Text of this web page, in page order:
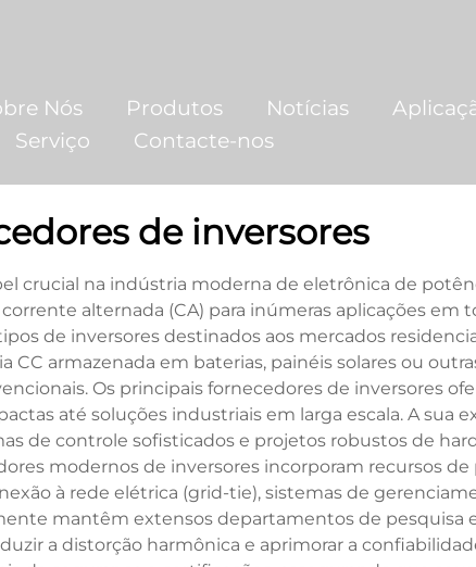
Nós Produtos Notícias
Serviço
Contacte-nos
de inversores
crucial na indústria moderna de eletrônica de
alternada (CA) para inúmeras aplicações em
de inversores destinados aos mercados
armazenada em baterias, painéis solares ou
Os principais fornecedores de inversores
até soluções industriais em larga escala. A sua
de controle sofisticados e projetos robustos de
modernos de inversores incorporam recursos
à rede elétrica (grid-tie), sistemas de
mantêm extensos departamentos de pesquisa
a distorção harmônica e aprimorar a